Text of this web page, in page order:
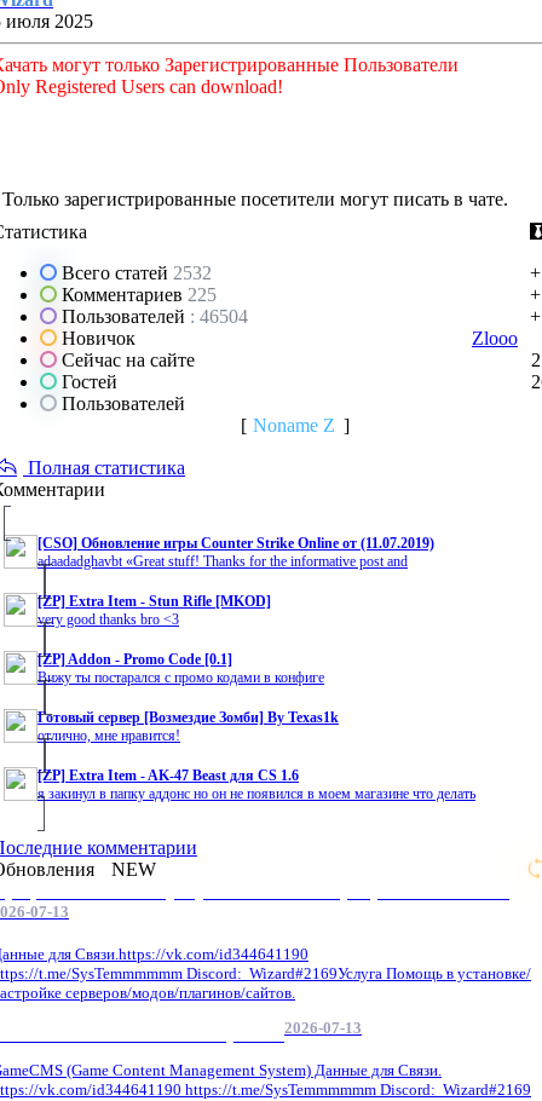
июля 2025
могут только Зарегистрированные Пользователи
Registered Users can download!
Только зарегистрированные посетители могут писать в чате.
Всего статей 2532
Комментариев 225
Пользователей : 46504
Новичок
Zlooo
Сейчас на сайте
Гостей
Пользователей
[ Noname Z ]
Полная статистика
[CSO] Обновление игры Counter Strike Online от (11.07.2019)
adaadadghavbt «Great stuff! Thanks for the informative post and
[ZP] Extra Item - Stun Rifle [MKOD]
very good thanks bro <3
[ZP] Addon - Promo Code [0.1]
Вижу ты постарался с промо кодами в конфиге
Готовый сервер [Возмездие Зомби] By Texas1k
отлично, мне нравится!
[ZP] Extra Item - AK-47 Beast для CS 1.6
я закинул в папку аддонс но он не появился в моем магазине что делать
комментарии
NEW
07-13
для Связи.https://vk.com/id344641190
t.me/SysTemmmmmm Discord: Wizard#2169Услуга Помощь в установке/
серверов/модов/плагинов/сайтов.
2026-07-13
(Game Content Management System) Данные для Связи.
vk.com/id344641190 https://t.me/SysTemmmmmm Discord: Wizard#2169